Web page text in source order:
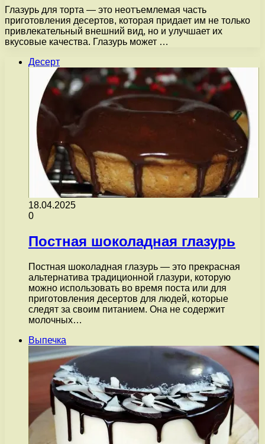
Глазурь для торта — это неотъемлемая часть
приготовления десертов, которая придает им не только
привлекательный внешний вид, но и улучшает их
вкусовые качества. Глазурь может …
Десерт
18.04.2025
0
Постная шоколадная глазурь
Постная шоколадная глазурь — это прекрасная
альтернатива традиционной глазури, которую
можно использовать во время поста или для
приготовления десертов для людей, которые
следят за своим питанием. Она не содержит
молочных…
Выпечка